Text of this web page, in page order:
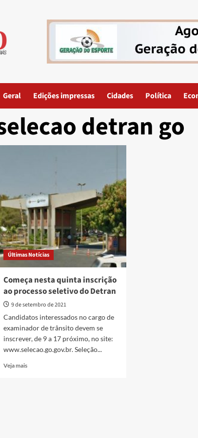
Geral Edições impressas Cidades Política
detran go
Últimas Notícias
Começa nesta quinta inscrição
ao processo seletivo do Detran
9 de setembro de 2021
Candidatos interessados no cargo de
examinador de trânsito devem se
inscrever, de 9 a 17 próximo, no site:
www.selecao.go.gov.br. Seleção...
Veja maisRead